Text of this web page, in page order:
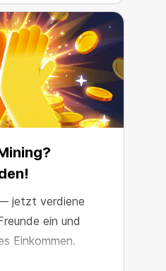
jetzt verdiene
ein und
Einkommen.